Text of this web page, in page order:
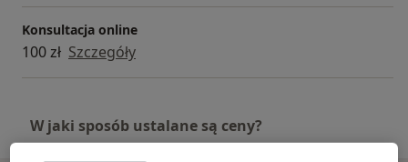
Konsultacja online
100 zł Szczegóły
W jaki sposób ustalane są ceny?